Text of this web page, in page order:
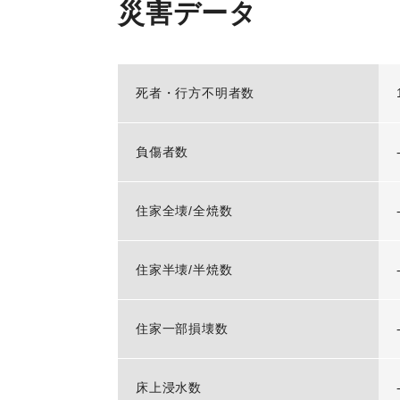
災害データ
死者・行方不明者数
負傷者数 -
住家全壊/全焼数 -
住家半壊/半焼数 -
住家一部損壊数 -
床上浸水数 -